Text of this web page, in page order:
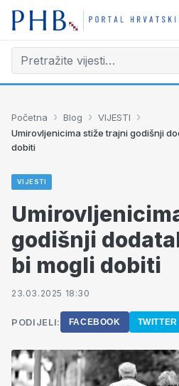
Početna › Blog › VIJESTI ›
Umirovljenicima stiže trajni godišnji
dobiti
VIJESTI
godišnji
bi mogli dobiti
23.03.2025 18:30
PODIJELI: FACEBOOK TWITTER